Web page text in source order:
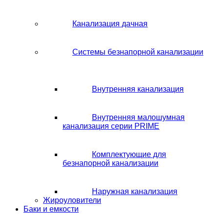
Канализация дачная
Системы безнапорной канализации
Внутренняя канализация
Внутренняя малошумная
канализация серии PRIME
Комплектующие для
безнапорной канализации
Наружная канализация
Жироуловители
Баки и емкости